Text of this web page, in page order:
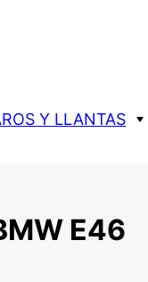
Y LLANTAS
E46